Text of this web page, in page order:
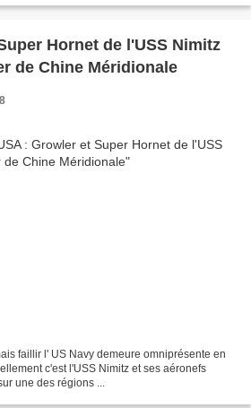
Hornet de l'USS Nimitz
de Chine Méridionale
faillir l' US Navy demeure omniprésente en
c'est l'USS Nimitz et ses aéronefs
une des régions ...